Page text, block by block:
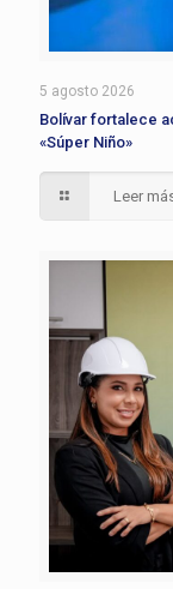
5 agosto 2026
Bolívar fortalece
«Súper Niño»
Leer